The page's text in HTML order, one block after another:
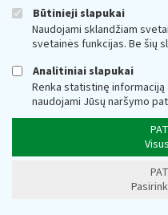
Būtinieji slapukai
Naudojami sklandžiam
svetainės funkcijas. Be šių
Analitiniai slapukai
Renka statistinę
naudojami Jūsų naršymo